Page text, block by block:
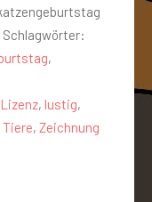
Schlagwörter:
,
Lizenz, lustig,
Tiere, Zeichnung